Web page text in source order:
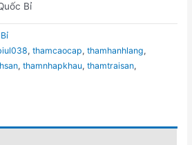
Bỉ
,thamcaocap,thamhanhlang,
,thamnhapkhau,thamtraisan,